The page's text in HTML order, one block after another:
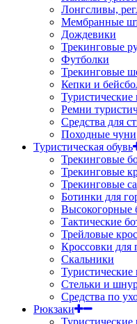
Лонгсливы,
Мембранные
Дождевики
Трекинговые
Футболки
Трекинговые
Кепки и
Ремни
Средства для
Походные чуни
Туристическая обувь
Трекинговые
Трекинговые
Трекинговые
Ботинки для
Высокогорные
Тактические
Трейловые
Кроссовки для
Скальники
Стельки и
Средства по
Рюкзаки
Туристические